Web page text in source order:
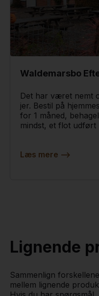
Waldemarsbo
Det har været nemt
jer. Bestil på
for 1 måned,
mindst, et flot
Læs mere -->
Lignende
Sammenlign forskellene
mellem lignende